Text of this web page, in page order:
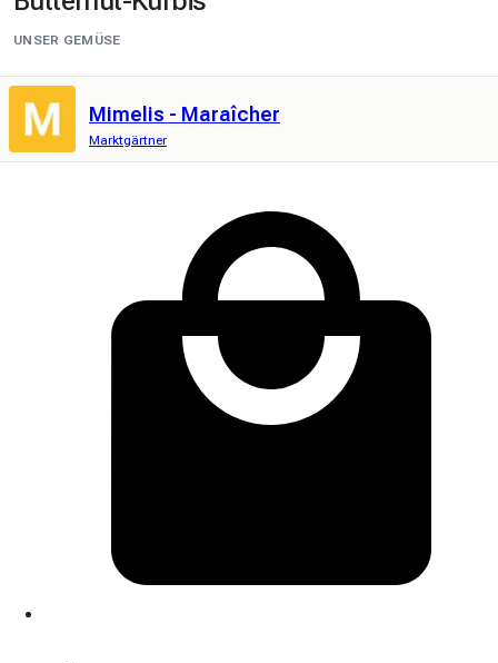
UNSER GEMÜSE
Mimelis - Maraîcher
Marktgärtner